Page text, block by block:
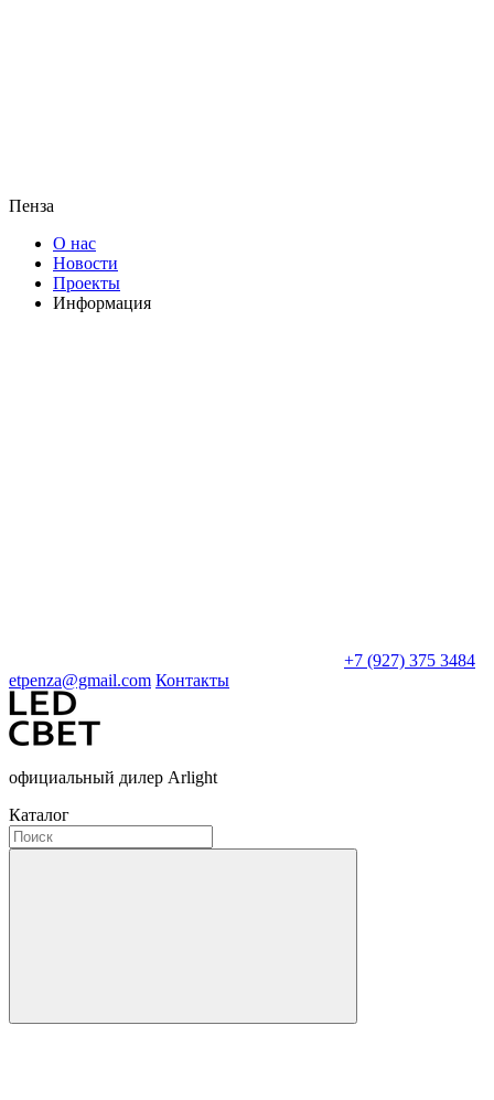
Пенза
О нас
Новости
Проекты
Информация
+7 (927) 375 3484
etpenza@gmail.com Контакты
официальный дилер Arlight
Каталог